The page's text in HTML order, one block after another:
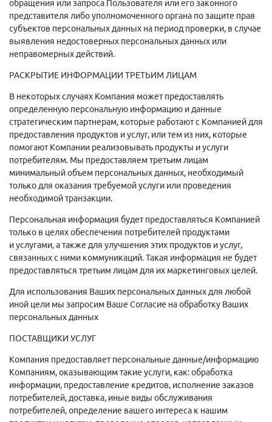
обращения или запроса Пользователя или его законного
представителя либо уполномоченного органа по защите прав
субъектов персональных данных на период проверки, в случае
выявления недостоверных персональных данных или
неправомерных действий.
РАСКРЫТИЕ ИНФОРМАЦИИ ТРЕТЬИМ ЛИЦАМ
В некоторых случаях Компания может предоставлять
определенную персональную информацию и данные
стратегическим партнерам, которые работают с Компанией для
предоставления продуктов и услуг, или тем из них, которые
помогают Компании реализовывать продукты и услуги
потребителям. Мы предоставляем третьим лицам
минимальный объем персональных данных, необходимый
только для оказания требуемой услуги или проведения
необходимой транзакции.
Персональная информация будет предоставляться Компанией
только в целях обеспечения потребителей продуктами
и услугами, а также для улучшения этих продуктов и услуг,
связанных с ними коммуникаций. Такая информация не будет
предоставляться третьим лицам для их маркетинговых целей.
Для использования Ваших персональных данных для любой
иной цели мы запросим Ваше Согласие на обработку Ваших
персональных данных
ПОСТАВЩИКИ УСЛУГ
Компания предоставляет персональные данные/информацию
Компаниям, оказывающим такие услуги, как: обработка
информации, предоставление кредитов, исполнение заказов
потребителей, доставка, иные виды обслуживания
потребителей, определение вашего интереса к нашим